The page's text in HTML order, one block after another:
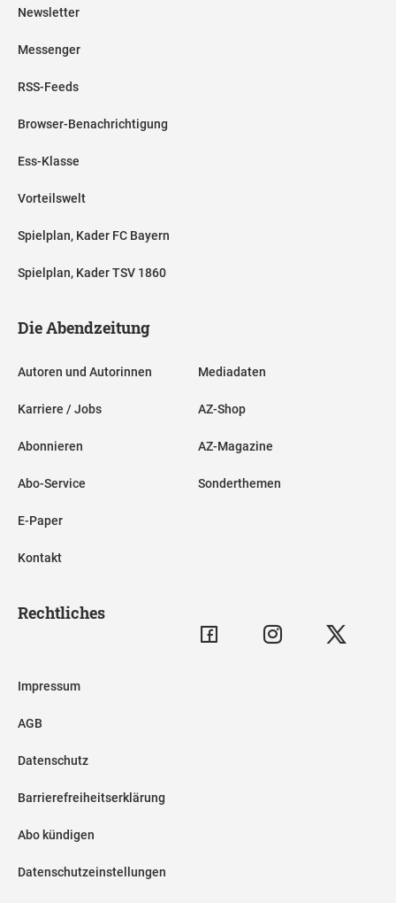
Newsletter
Messenger
RSS-Feeds
Browser-Benachrichtigung
Ess-Klasse
Vorteilswelt
Spielplan, Kader FC Bayern
Spielplan, Kader TSV 1860
Die Abendzeitung
Autoren und Autorinnen
Karriere / Jobs
Abonnieren
Abo-Service
E-Paper
Kontakt
Mediadaten
AZ-Shop
AZ-Magazine
Sonderthemen
Rechtliches
Impressum
AGB
Datenschutz
Barrierefreiheitserklärung
Abo kündigen
Datenschutzeinstellungen